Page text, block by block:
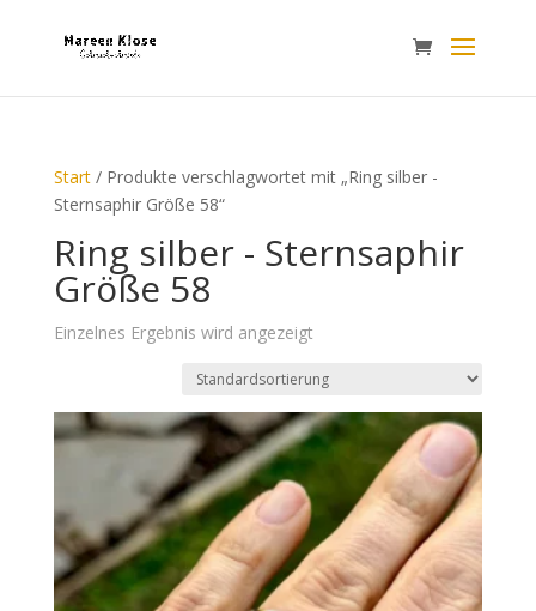
Start/ Produkte verschlagwortet mit „Ring silber -
Sternsaphir Größe 58“
Ring silber - Sternsaphir
Größe 58
Einzelnes Ergebnis wird angezeigt